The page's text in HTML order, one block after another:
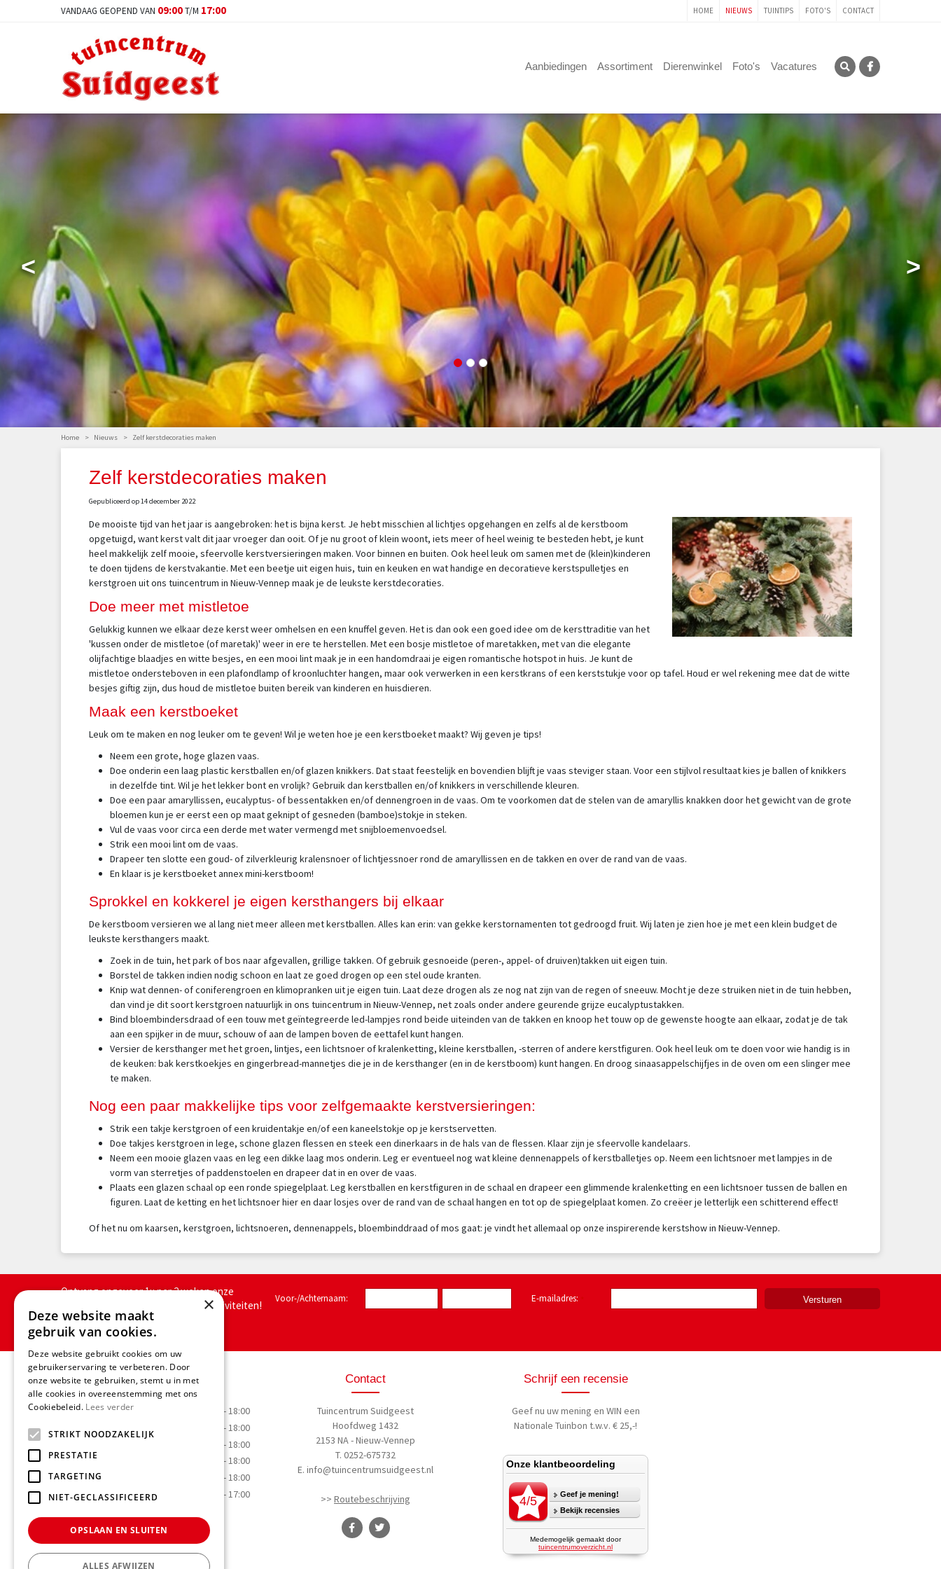
Home > Nieuws > Zelf kerstdecoraties maken
VANDAAG GEOPEND VAN 09:00T/M 17:00 HOME NIEUWS TUINTIPS FOTO'S CONTACT
Aanbiedingen Assortiment Dierenwinkel Foto's Vacatures
Zelf kerstdecoraties maken
Gepubliceerd op14 december 2022
De mooiste tijd van het jaar is aangebroken: het is bijna kerst. Je hebt misschien al lichtjes opgehangen en zelfs al de kerstboom
opgetuigd, want kerst valt dit jaar vroeger dan ooit. Of je nu groot of klein woont, iets meer of heel weinig te besteden hebt, je kunt
heel makkelijk zelf mooie, sfeervolle kerstversieringen maken. Voor binnen en buiten. Ook heel leuk om samen met de (klein)kinderen
te doen tijdens de kerstvakantie. Met een beetje uit eigen huis, tuin en keuken en wat handige en decoratieve kerstspulletjes en
kerstgroen uit ons tuincentrum in Nieuw-Vennep maak je de leukste kerstdecoraties.
Doe meer met mistletoe
Gelukkig kunnen we elkaar deze kerst weer omhelsen en een knuffel geven. Het is dan ook een goed idee om de kersttraditie van het
'kussen onder de mistletoe (of maretak)' weer in ere te herstellen. Met een bosje mistletoe of maretakken, met van die elegante
olijfachtige blaadjes en witte besjes, en een mooi lint maak je in een handomdraai je eigen romantische hotspot in huis. Je kunt de
mistletoe ondersteboven in een plafondlamp of kroonluchter hangen, maar ook verwerken in een kerstkrans of een kerststukje voor op tafel. Houd er wel rekening mee dat de witte
besjes giftig zijn, dus houd de mistletoe buiten bereik van kinderen en huisdieren.
Maak een kerstboeket
Leuk om te maken en nog leuker om te geven! Wil je weten hoe je een kerstboeket maakt? Wij geven je tips!
Neem een grote, hoge glazen vaas.
Doe onderin een laag plastic kerstballen en/of glazen knikkers. Dat staat feestelijk en bovendien blijft je vaas steviger staan. Voor een stijlvol resultaat kies je ballen of knikkers
in dezelfde tint. Wil je het lekker bont en vrolijk? Gebruik dan kerstballen en/of knikkers in verschillende kleuren.
Doe een paar amaryllissen, eucalyptus- of bessentakken en/of dennengroen in de vaas. Om te voorkomen dat de stelen van de amaryllis knakken door het gewicht van de grote
bloemen kun je er eerst een op maat geknipt of gesneden (bamboe)stokje in steken.
Vul de vaas voor circa een derde met water vermengd met snijbloemenvoedsel.
Strik een mooi lint om de vaas.
Drapeer ten slotte een goud- of zilverkleurig kralensnoer of lichtjessnoer rond de amaryllissen en de takken en over de rand van de vaas.
En klaar is je kerstboeket annex mini-kerstboom!
Sprokkel en kokkerel je eigen kersthangers bij elkaar
De kerstboom versieren we al lang niet meer alleen met kerstballen. Alles kan erin: van gekke kerstornamenten tot gedroogd fruit. Wij laten je zien hoe je met een klein budget de
leukste kersthangers maakt.
Zoek in de tuin, het park of bos naar afgevallen, grillige takken. Of gebruik gesnoeide (peren-, appel- of druiven)takken uit eigen tuin.
Borstel de takken indien nodig schoon en laat ze goed drogen op een stel oude kranten.
Knip wat dennen- of coniferengroen en klimopranken uit je eigen tuin. Laat deze drogen als ze nog nat zijn van de regen of sneeuw. Mocht je deze struiken niet in de tuin hebben,
dan vind je dit soort kerstgroen natuurlijk in ons tuincentrum in Nieuw-Vennep, net zoals onder andere geurende grijze eucalyptustakken.
Bind bloembindersdraad of een touw met geïntegreerde led-lampjes rond beide uiteinden van de takken en knoop het touw op de gewenste hoogte aan elkaar, zodat je de tak
aan een spijker in de muur, schouw of aan de lampen boven de eettafel kunt hangen.
Versier de kersthanger met het groen, lintjes, een lichtsnoer of kralenketting, kleine kerstballen, -sterren of andere kerstfiguren. Ook heel leuk om te doen voor wie handig is in
de keuken: bak kerstkoekjes en gingerbread-mannetjes die je in de kersthanger (en in de kerstboom) kunt hangen. En droog sinaasappelschijfjes in de oven om een slinger mee
te maken.
Nog een paar makkelijke tips voor zelfgemaakte kerstversieringen:
Strik een takje kerstgroen of een kruidentakje en/of een kaneelstokje op je kerstservetten.
Doe takjes kerstgroen in lege, schone glazen flessen en steek een dinerkaars in de hals van de flessen. Klaar zijn je sfeervolle kandelaars.
Neem een mooie glazen vaas en leg een dikke laag mos onderin. Leg er eventueel nog wat kleine dennenappels of kerstballetjes op. Neem een lichtsnoer met lampjes in de
vorm van sterretjes of paddenstoelen en drapeer dat in en over de vaas.
Plaats een glazen schaal op een ronde spiegelplaat. Leg kerstballen en kerstfiguren in de schaal en drapeer een glimmende kralenketting en een lichtsnoer tussen de ballen en
figuren. Laat de ketting en het lichtsnoer hier en daar losjes over de rand van de schaal hangen en tot op de spiegelplaat komen. Zo creëer je letterlijk een schitterend effect!
Of het nu om kaarsen, kerstgroen, lichtsnoeren, dennenappels, bloembinddraad of mos gaat: je vindt het allemaal op onze inspirerende kerstshow in Nieuw-Vennep.
Ontvang ongeveer 1x per 2 weken onze
nieuwsbrief met acties, nieuws & activiteiten!
We slaan jouw gegevens op conform
onzeprivacy policy.
Voor-/Achternaam: E-mailadres:
Openingstijden
Maandag
09:00 - 18:00
09:00 - 18:00
09:00 - 18:00
Donderdag
09:00 - 18:00
Vrijdag
09:00 - 18:00
Zaterdag
09:00 - 17:00
Contact
Tuincentrum Suidgeest
Hoofdweg 1432
2153 NA - Nieuw-Vennep
T. 0252-675732
E. info@tuincentrumsuidgeest.nl
>> Routebeschrijving
Schrijf een recensie
Geef nu uw mening en WIN een
Nationale Tuinbon t.w.v. € 25,-!
×
Deze website maakt
gebruik van cookies.
Deze website gebruikt cookies om uw
gebruikerservaring te verbeteren. Door
onze website te gebruiken, stemt u in met
alle cookies in overeenstemming met ons
Cookiebeleid. Lees verder
STRIKT NOODZAKELIJK
PRESTATIE
TARGETING
NIET-GECLASSIFICEERD
OPSLAAN EN SLUITEN
ALLES AFWIJZEN